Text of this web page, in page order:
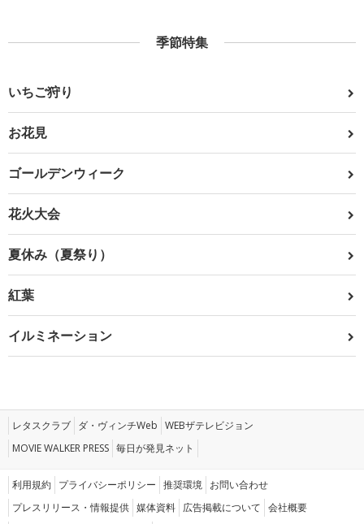
季節特集
いちご狩り
お花見
ゴールデンウィーク
花火大会
夏休み（夏祭り）
紅葉
イルミネーション
レタスクラブ ダ・ヴィンチWeb WEBザテレビジョン
MOVIE WALKER PRESS 毎日が発見ネット
利用規約 プライバシーポリシー 推奨環境 お問い合わせ
プレスリリース・情報提供 媒体資料 広告掲載について 会社概要